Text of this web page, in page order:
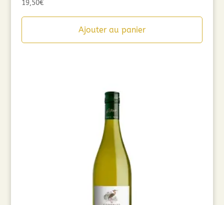
19,50€
Ajouter au panier